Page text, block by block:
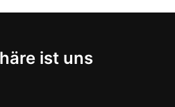
ist uns